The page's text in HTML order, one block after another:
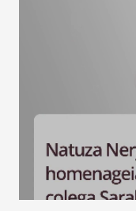
A nova edição
e consistência
liderança e
mundo fala muito e
sempre existiu para
consistência, e nesta
Vamos reforçar que
marcas, pessoas e